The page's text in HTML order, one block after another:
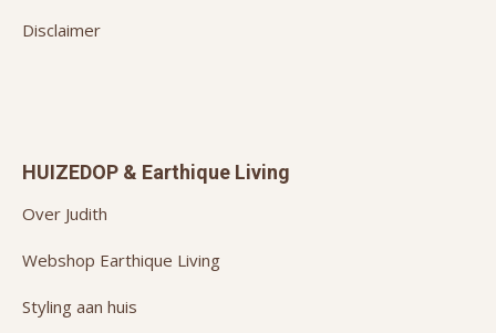
Disclaimer
HUIZEDOP & Earthique Living
Over Judith
Webshop Earthique Living
Styling aan huis